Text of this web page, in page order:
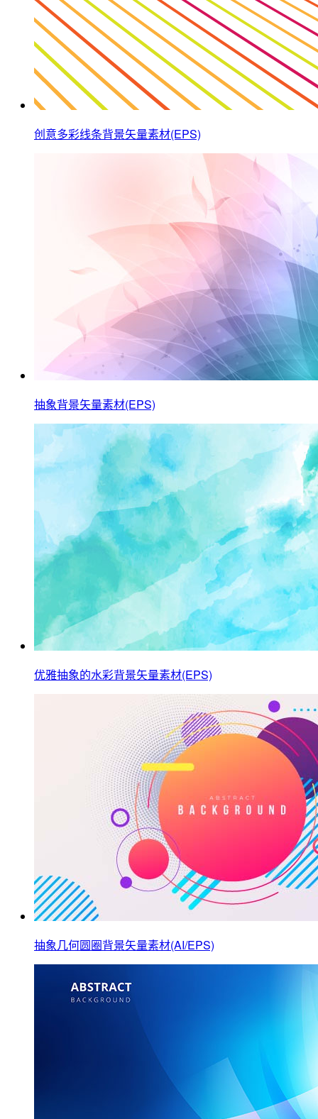
创意多彩线条背景矢量素材(EPS)
抽象背景矢量素材(EPS)
优雅抽象的水彩背景矢量素材(EPS)
抽象几何圆圈背景矢量素材(AI/EPS)